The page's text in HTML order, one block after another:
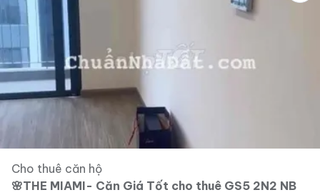
Cho thuê căn hộ
🌸THE MIAMI- Căn Giá Tốt cho thuê GS5 2N2 NB